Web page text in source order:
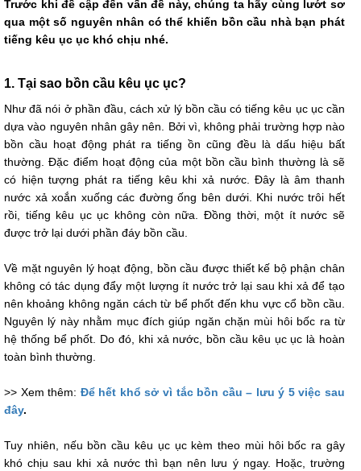
Trước khi đề cập đến vấn đề này, chúng ta hãy cùng lướt sơ
qua một số nguyên nhân có thể khiến bồn cầu nhà bạn phát
tiếng kêu ục ục khó chịu nhé.
1. Tại sao bồn cầu kêu ục ục?
Như đã nói ở phần đầu, cách xử lý bồn cầu có tiếng kêu ục ục cần
dựa vào nguyên nhân gây nên. Bởi vì, không phải trường hợp nào
bồn cầu hoạt động phát ra tiếng ồn cũng đều là dấu hiệu bất
thường. Đặc điểm hoạt động của một bồn cầu bình thường là sẽ
có hiện tượng phát ra tiếng kêu khi xả nước. Đây là âm thanh
nước xả xoắn xuống các đường ống bên dưới. Khi nước trôi hết
rồi, tiếng kêu ục ục không còn nữa. Đồng thời, một ít nước sẽ
được trở lại dưới phần đáy bồn cầu.
Về mặt nguyên lý hoạt động, bồn cầu được thiết kế bộ phận chân
không có tác dụng đẩy một lượng ít nước trở lại sau khi xả để tạo
nên khoảng không ngăn cách từ bể phốt đến khu vực cổ bồn cầu.
Nguyên lý này nhằm mục đích giúp ngăn chặn mùi hôi bốc ra từ
hệ thống bể phốt. Do đó, khi xả nước, bồn cầu kêu ục ục là hoàn
toàn bình thường.
>> Xem thêm: Để hết khổ sở vì tắc bồn cầu – lưu ý 5 việc sau
đây.
Tuy nhiên, nếu bồn cầu kêu ục ục kèm theo mùi hôi bốc ra gây
khó chịu sau khi xả nước thì bạn nên lưu ý ngay. Hoặc, trường